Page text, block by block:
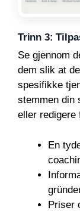
Trinn 3:
Se gjennom
dem slik at
spesifikke
stemmen din
eller redigere
En
Priser